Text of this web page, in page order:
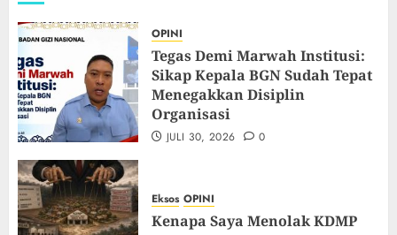
OPINI
Tegas Demi Marwah Institusi:
Sikap Kepala BGN Sudah Tepat
Menegakkan Disiplin
Organisasi
JULI 30, 2026 0
Eksos OPINI
Kenapa Saya Menolak KDMP